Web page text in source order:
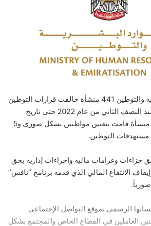
ضبطت وزارة البشرية والتوطين 441 منشأة خالفت قرارات التوطين
في القطاع الخاص منذ النصف الثاني من عام 2022 حتى تاريخ
اليوم، من بينها 436 منشأة قامت بتعيين مواطنين بشكل صوري و5
التوطين.
جزاءات وغرامات مالية وإجراءات إدارية بحق
الانتفاع المالي الذي قدمه برنامج “نافس”
الرسمي بموقع التواصل الإجتماعي
العاملين في القطاع الخاص والمجتمع بشكل